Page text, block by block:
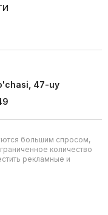
47-uy
большим спросом,
количество
рекламные и